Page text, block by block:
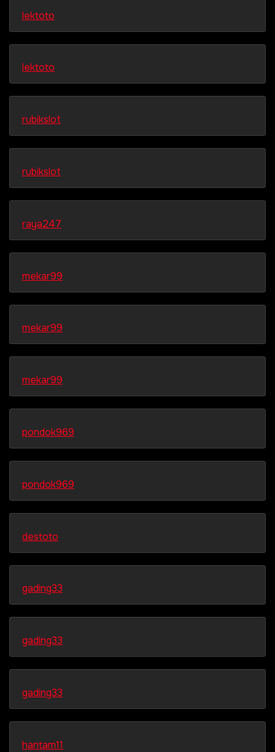
lektoto
lektoto
rubikslot
rubikslot
raya247
mekar99
mekar99
mekar99
pondok969
pondok969
destoto
gading33
gading33
gading33
hantam11